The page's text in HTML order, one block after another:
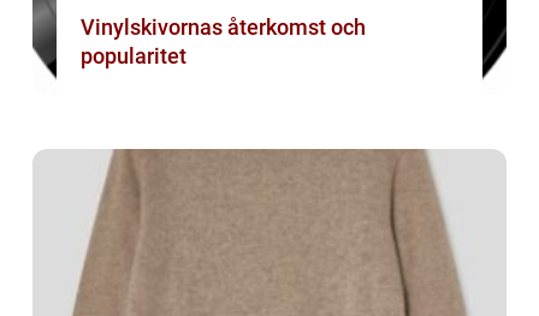
Vinylskivornas återkomst och
popularitet